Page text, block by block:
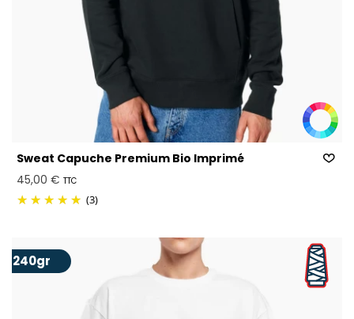
Sweat Capuche Premium Bio Imprimé
45,00 € TTC
(3)
240gr